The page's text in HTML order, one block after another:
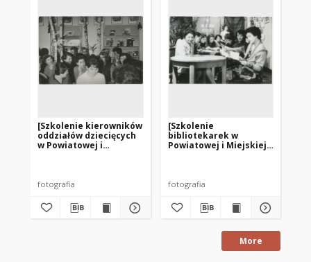
[Szkolenie kierowników
oddziałów dziecięcych
w Powiatowej i
fotografia
[Szkolenie
bibliotekarek w
Powiatowej i Miejskiej
fotografia
More